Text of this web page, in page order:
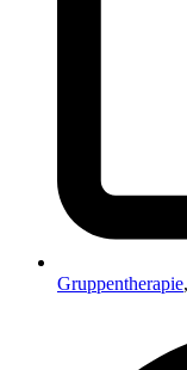
Gruppentherapie,